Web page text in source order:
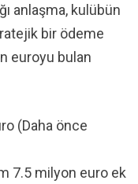
anlaşma, kulübün
bir ödeme
euroyu bulan
(Daha önce
7.5 milyon euro ek